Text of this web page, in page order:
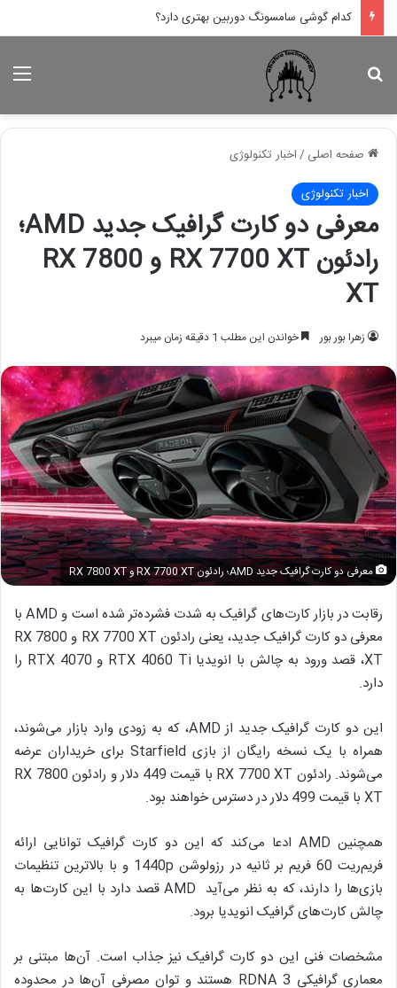
کدام گوشی سامسونگ دوربین بهتری دارد؟
جستجو برای
صفحه اصلی /اخبار تکنولوژی
اخبار تکنولوژی
معرفی دو کارت گرافیک جدید AMD؛
رادئون RX 7700 XT و RX 7800
XT
زهرا بور بور خواندن این مطلب 1 دقیقه زمان میبرد
معرفی دو کارت گرافیک جدید AMD؛ رادئون RX 7700 XT و RX 7800 XT
رقابت در بازار کارت‌های گرافیک به شدت فشرده‌تر شده است و AMD با
معرفی دو کارت گرافیک جدید، یعنی رادئون RX 7700 XT و RX 7800
XT، قصد ورود به چالش با انویدیا RTX 4060 Ti و RTX 4070 را
دارد.
این دو کارت گرافیک جدید از AMD، که به زودی وارد بازار می‌شوند،
همراه با یک نسخه رایگان از بازی Starfield برای خریداران عرضه
می‌شوند. رادئون RX 7700 XT با قیمت 449 دلار و رادئون RX 7800
XT با قیمت 499 دلار در دسترس خواهند بود.
همچنین AMD ادعا می‌کند که این دو کارت گرافیک توانایی ارائه
فریم‌ریت 60 فریم بر ثانیه در رزولوشن 1440p و با بالاترین تنظیمات
بازی‌ها را دارند، که به نظر می‌آید AMD قصد دارد با این کارت‌ها به
چالش کارت‌های گرافیک انویدیا برود.
مشخصات فنی این دو کارت گرافیک نیز جذاب است. آن‌ها مبتنی بر
معماری گرافیکی RDNA 3 هستند و توان مصرفی آن‌ها در محدوده